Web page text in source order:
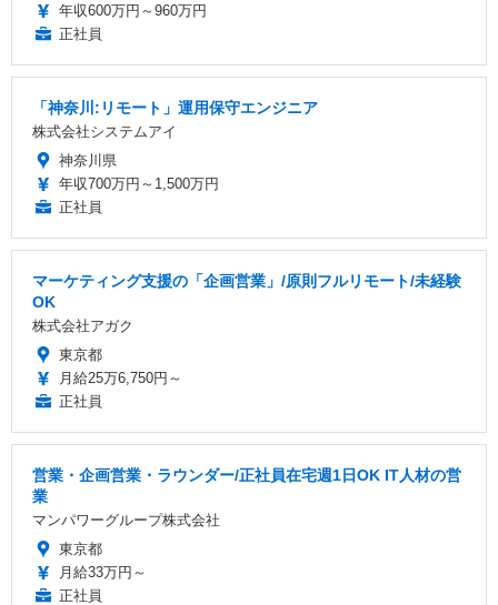
年収600万円～960万円
正社員
「神奈川:リモート」運用保守エンジニア
株式会社システムアイ
神奈川県
年収700万円～1,500万円
正社員
マーケティング支援の「企画営業」/原則フルリモート/未経験
OK
株式会社アガク
東京都
月給25万6,750円～
正社員
営業・企画営業・ラウンダー/正社員在宅週1日OK IT人材の営
業
マンパワーグループ株式会社
東京都
月給33万円～
正社員